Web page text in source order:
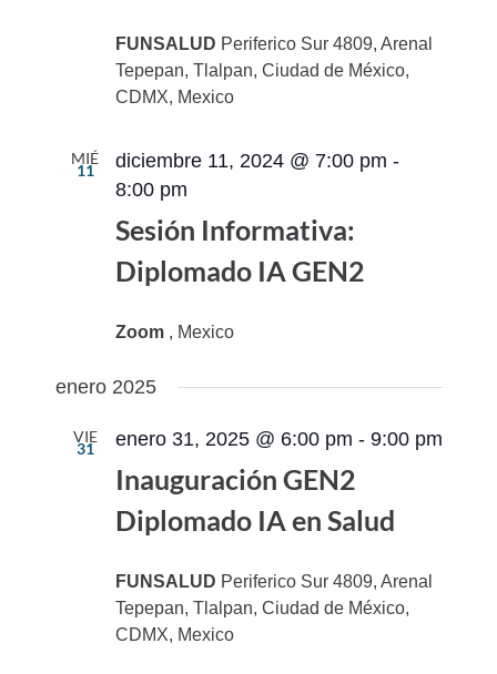
FUNSALUD Periferico Sur 4809, Arenal
Tepepan, Tlalpan, Ciudad de México,
CDMX, Mexico
MIÉ
11 diciembre 11, 2024 @ 7:00 pm -
8:00 pm
Sesión Informativa:
Diplomado IA GEN2
Zoom , Mexico
enero 2025
VIE
31 enero 31, 2025 @ 6:00 pm - 9:00 pm
Inauguración GEN2
Diplomado IA en Salud
FUNSALUD Periferico Sur 4809, Arenal
Tepepan, Tlalpan, Ciudad de México,
CDMX, Mexico